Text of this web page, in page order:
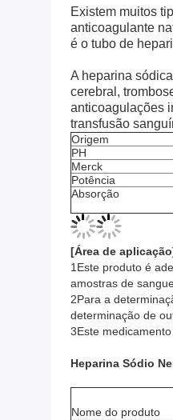
Existem muitos
anticoagulante
é o tubo de
A heparina
cerebral,
anticoagulações
transfusão
Origem
PH
Merck
Potência
Absorção
[Área de aplicação
1Este produto é
amostras de
2Para a
determinação de
3Este
Heparina Sódio
Nome do produto